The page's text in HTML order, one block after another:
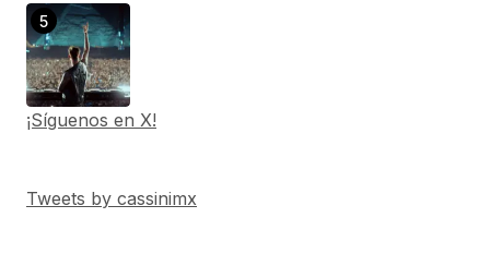
¡Síguenos en X!
Tweets by cassinimx